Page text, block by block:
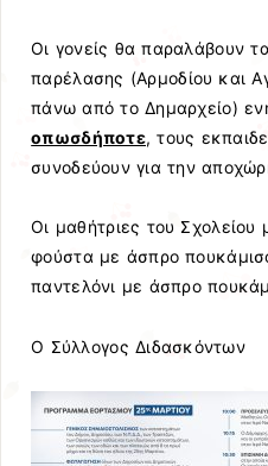
Οι γονείς θα παραλάβουν
παρέλασης (Αρμοδίου και
πάνω από το Δημαρχείο)
οπωσδήποτε, τους
συνοδεύουν για την
Οι μαθήτριες του
φούστα με άσπρο
παντελόνι με άσπρο
Ο Σύλλογος Διδασκόντων